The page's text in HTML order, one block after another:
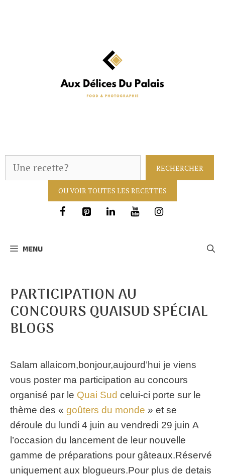
e
c
h
r
RECHERCHER
OU VOIR TOUTES LES RECETTES
MENU
PARTICIPATION AU
CONCOURS QUAISUD SPÉCIAL
BLOGS
Salam allaicom,bonjour,aujourd’hui je viens
vous poster ma participation au concours
organisé par le Quai Sud celui-ci porte sur le
thème des « goûters du monde » et se
déroule du lundi 4 juin au vendredi 29 juin A
l’occasion du lancement de leur nouvelle
gamme de préparations pour gâteaux.Réservé
uniquement aux blogueurs.Pour plus de detais